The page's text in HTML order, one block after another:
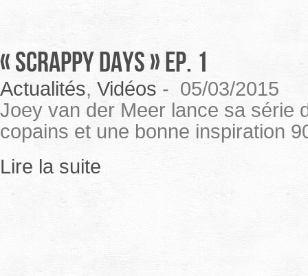
« SCRAPPY DAYS » EP. 1
Actualités, Vidéos - 05/03/2015
Joey van der Meer lance sa série
copains et une bonne inspiration
Lire la suite